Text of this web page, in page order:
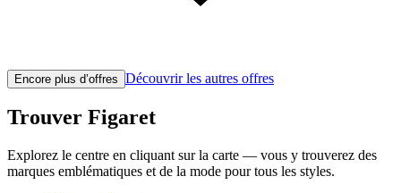
Encore plus d’offres Découvrir les autres offres
Trouver Figaret
Explorez le centre en cliquant sur la carte — vous y trouverez des
marques emblématiques et de la mode pour tous les styles.